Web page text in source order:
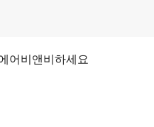
어비앤비하세요